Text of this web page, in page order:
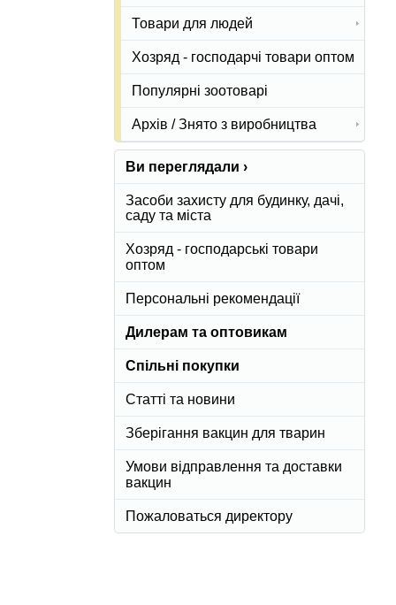
Товари для людей
Хозряд - господарчі товари оптом
Популярні зоотоварі
Архів / Знято з виробництва
Ви переглядали ›
Засоби захисту для будинку, дачі,
саду та міста
Хозряд - господарські товари
оптом
Персональні рекомендації
Дилерам та оптовикам
Спільні покупки
Статті та новини
Зберігання вакцин для тварин
Умови відправлення та доставки
вакцин
Пожаловаться директору